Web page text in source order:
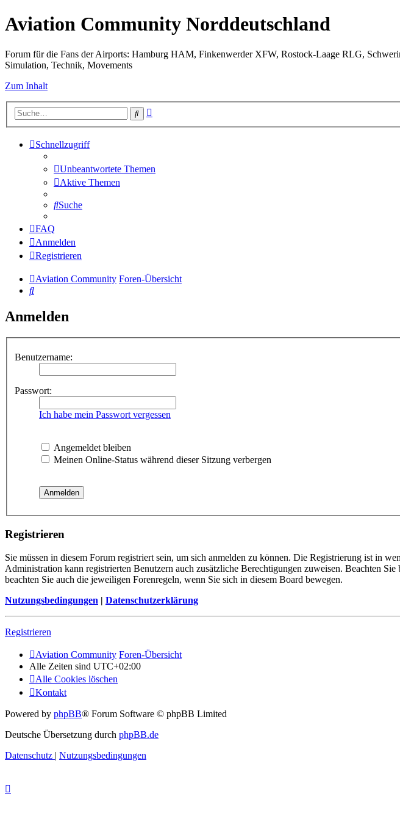
Aviation Community Norddeutschland
Forum für die Fans der Airports: Hamburg HAM, Finkenwerder XFW, Rostock-Laage RLG,
Simulation, Technik, Movements
Zum Inhalt
Suche
Schnellzugriff
Unbeantwortete Themen
Aktive Themen
Suche
FAQ
Anmelden
Registrieren
Aviation Community Foren-Übersicht
Suche
Anmelden
Benutzername:
Passwort:
Ich habe mein Passwort vergessen
Angemeldet bleiben
Meinen Online-Status während dieser Sitzung verbergen
Registrieren
Sie müssen in diesem Forum registriert sein, um sich anmelden zu können. Die Registrierung ist in
Administration kann registrierten Benutzern auch zusätzliche Berechtigungen zuweisen. Beachten
beachten Sie auch die jeweiligen Forenregeln, wenn Sie sich in diesem Board bewegen.
Nutzungsbedingungen | Datenschutzerklärung
Registrieren
Aviation Community Foren-Übersicht
Alle Zeiten sind UTC+02:00
Alle Cookies löschen
Kontakt
Powered by phpBB® Forum Software © phpBB Limited
Deutsche Übersetzung durch phpBB.de
Datenschutz | Nutzungsbedingungen